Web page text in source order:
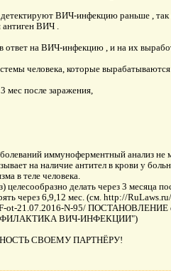
ВИЧ-инфекцию раньше , так
антиген ВИЧ .
ответ на ВИЧ-инфекцию , и на их
человека, которые
мес после заражения,
иммуноферментный анализ не
на наличие антител в крови у
в теле человека.
делать через 3 месяца
через 6,9,12 мес. (см. http://
ot-21.07.2016-N-95/
ВИЧ-ИНФЕКЦИИ")
СВОЕМУ ПАРТНЁРУ!